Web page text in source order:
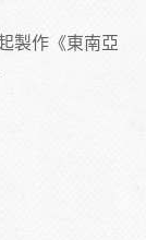
製作《東南亞